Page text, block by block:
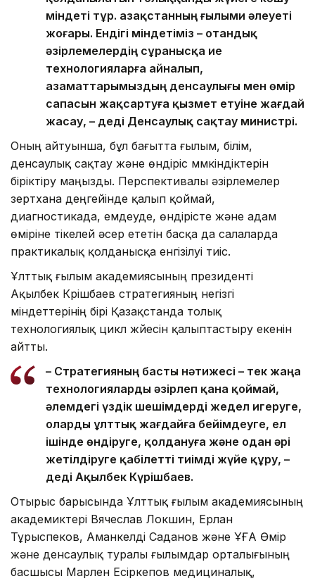
міндеті тұр. Қазақстанның ғылыми әлеуеті
жоғары. Ендігі міндетіміз – отандық
әзірлемелердің сұранысқа ие
технологияларға айналып,
азаматтарымыздың денсаулығы мен өмір
сапасын жақсартуға қызмет етуіне жағдай
жасау, – деді Денсаулық сақтау министрі.
Оның айтуынша, бұл бағытта ғылым, білім,
денсаулық сақтау және өндіріс мүмкіндіктерін
біріктіру маңызды. Перспективалы әзірлемелер
зертхана деңгейінде қалып қоймай,
диагностикада, емдеуде, өндірісте және адам
өміріне тікелей әсер ететін басқа да салаларда
практикалық қолданысқа енгізілуі тиіс.
Ұлттық ғылым академиясының президенті
Ақылбек Күрішбаев стратегияның негізгі
міндеттерінің бірі Қазақстанда толық
технологиялық цикл жүйесін қалыптастыру екенін
айтты.
– Стратегияның басты нәтижесі – тек жаңа
технологияларды әзірлеп қана қоймай,
әлемдегі үздік шешімдерді жедел игеруге,
оларды ұлттық жағдайға бейімдеуге, ел
ішінде өндіруге, қолдануға және одан әрі
жетілдіруге қабілетті тиімді жүйе құру, –
деді Ақылбек Күрішбаев.
Отырыс барысында Ұлттық ғылым академиясының
академиктері Вячеслав Локшин, Ерлан
Тұрыспеков, Аманкелді Саданов және ҰҒА Өмір
және денсаулық туралы ғылымдар орталығының
басшысы Марлен Есіркепов медициналық,